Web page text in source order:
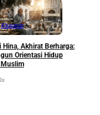
Khazanah
Hina, Akhirat Berharga:
Orientasi Hidup